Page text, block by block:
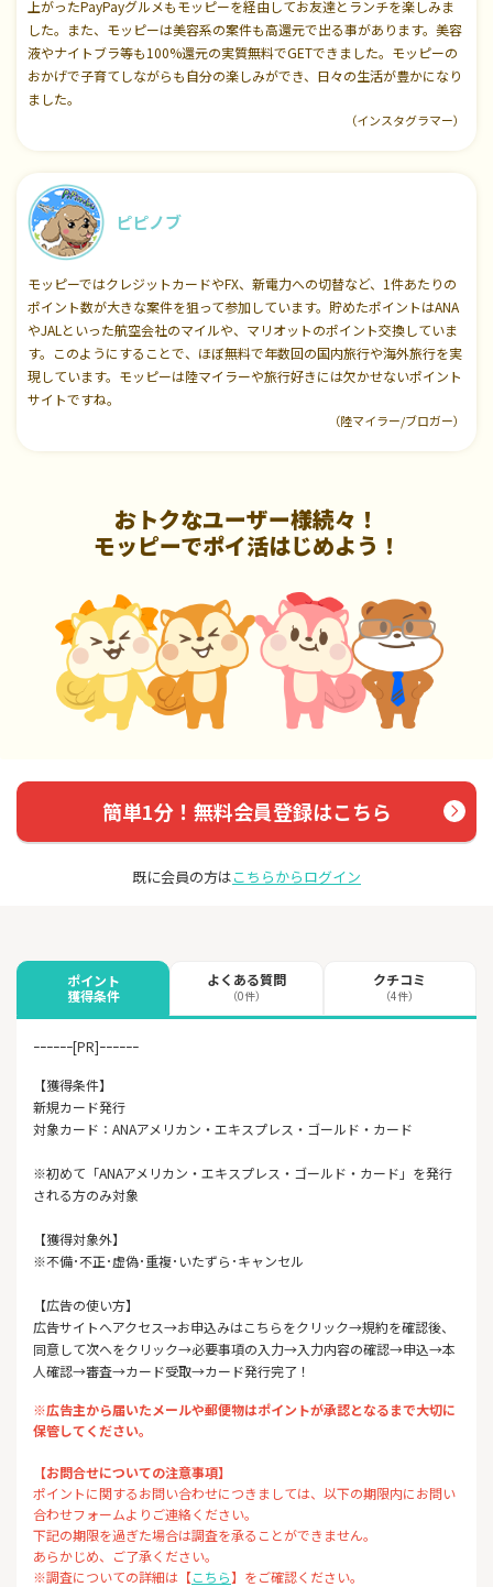
上がったPayPayグルメもモッピーを経由してお友達とランチを楽しみま
した。また、モッピーは美容系の案件も高還元で出る事があります。美容
液やナイトブラ等も100%還元の実質無料でGETできました。モッピーの
おかげで子育てしながらも自分の楽しみができ、日々の生活が豊かになり
ました。
（インスタグラマー）
ピピノブ
モッピーではクレジットカードやFX、新電力への切替など、1件あたりの
ポイント数が大きな案件を狙って参加しています。貯めたポイントはANA
やJALといった航空会社のマイルや、マリオットのポイント交換していま
す。このようにすることで、ほぼ無料で年数回の国内旅行や海外旅行を実
現しています。モッピーは陸マイラーや旅行好きには欠かせないポイント
サイトですね。
（陸マイラー/ブロガー）
おトクなユーザー様続々！
モッピーでポイ活はじめよう！
簡単1分！無料会員登録はこちら
既に会員の方はこちらからログイン
ポイント
獲得条件
よくある質問
（0件）
クチコミ
（4件）
ｰｰｰｰｰｰ[PR]ｰｰｰｰｰｰ
【獲得条件】
新規カード発行
対象カード：ANAアメリカン・エキスプレス・ゴールド・カード
※初めて「ANAアメリカン・エキスプレス・ゴールド・カード」を発行
される方のみ対象
【獲得対象外】
※不備･不正･虚偽･重複･いたずら･キャンセル
【広告の使い方】
広告サイトへアクセス→お申込みはこちらをクリック→規約を確認後、
同意して次へをクリック→必要事項の入力→入力内容の確認→申込→本
人確認→審査→カード受取→カード発行完了！
※広告主から届いたメールや郵便物はポイントが承認となるまで大切に
保管してください。
【お問合せについての注意事項】
ポイントに関するお問い合わせにつきましては、以下の期限内にお問い
合わせフォームよりご連絡ください。
下記の期限を過ぎた場合は調査を承ることができません。
あらかじめ、ご了承ください。
※調査についての詳細は【こちら】をご確認ください。